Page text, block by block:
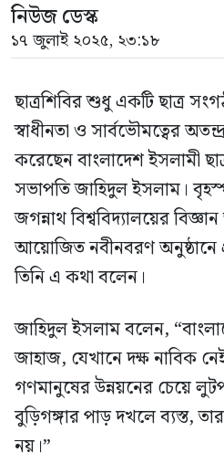
নিউজ ডেস্ক
১৭ জুলাই ২০২৫, ২৩:১৮
ছাত্রশিবির শুধু একটি ছাত্র
স্বাধীনতা ও সার্বভৌমত্বের
করেছেন বাংলাদেশ ইসলামী
সভাপতি জাহিদুল ইসলাম।
জগন্নাথ বিশ্ববিদ্যালয়ের
আয়োজিত নবীনবরণ অনুষ্ঠানে
তিনি এ কথা বলেন।
জাহিদুল ইসলাম বলেন,
জাহাজ, যেখানে দক্ষ নাবিক
গণমানুষের উন্নয়নের চেয়ে
বুড়িগঙ্গার পাড় দখলে ব্যস্ত,
নয়।”